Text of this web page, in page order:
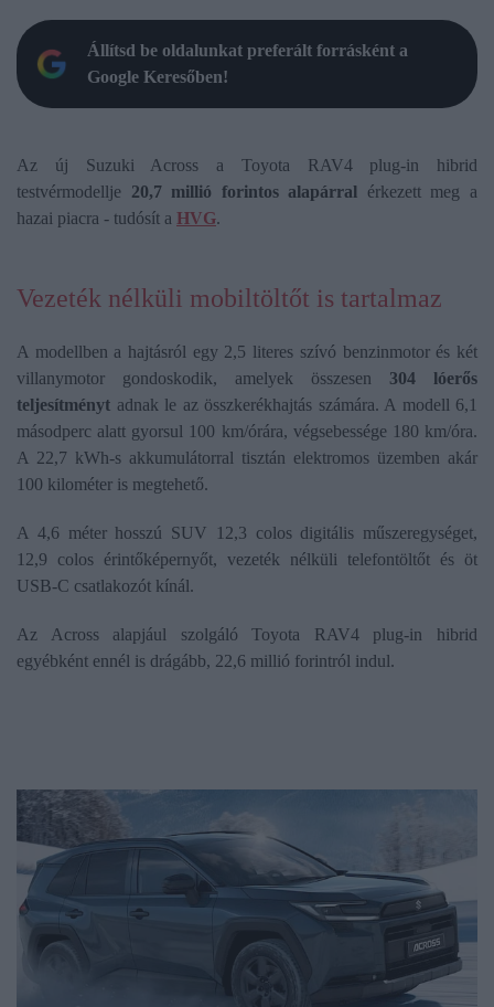
Állítsd be oldalunkat preferált forrásként a
Google Keresőben!
Az új Suzuki Across a Toyota RAV4 plug-in hibrid
testvérmodellje 20,7 millió forintos alapárral érkezett meg a
hazai piacra - tudósít a HVG.
Vezeték nélküli mobiltöltőt is tartalmaz
A modellben a hajtásról egy 2,5 literes szívó benzinmotor és két
villanymotor gondoskodik, amelyek összesen 304 lóerős
teljesítményt adnak le az összkerékhajtás számára. A modell 6,1
másodperc alatt gyorsul 100 km/órára, végsebessége 180 km/óra.
A 22,7 kWh-s akkumulátorral tisztán elektromos üzemben akár
100 kilométer is megtehető.
A 4,6 méter hosszú SUV 12,3 colos digitális műszeregységet,
12,9 colos érintőképernyőt, vezeték nélküli telefontöltőt és öt
USB-C csatlakozót kínál.
Az Across alapjául szolgáló Toyota RAV4 plug-in hibrid
egyébként ennél is drágább, 22,6 millió forintról indul.